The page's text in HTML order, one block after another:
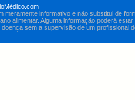
meramente informativo e não substitui de
alimentar. Alguma informação poderá
sem a supervisão de um profissional